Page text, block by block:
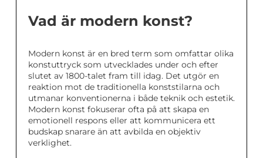
Vad är modern konst?
Modern konst är en bred term som omfattar olika
konstuttryck som utvecklades under och efter
slutet av 1800-talet fram till idag. Det utgör en
reaktion mot de traditionella konststilarna och
utmanar konventionerna i både teknik och estetik.
Modern konst fokuserar ofta på att skapa en
emotionell respons eller att kommunicera ett
budskap snarare än att avbilda en objektiv
verklighet.